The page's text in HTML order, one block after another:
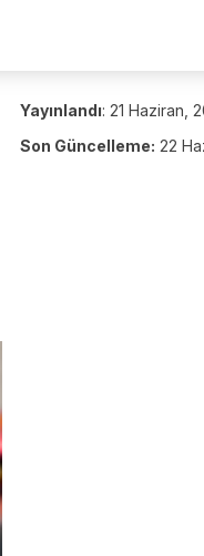
Yayınlandı: 21 Haziran,
Son Güncelleme: 22